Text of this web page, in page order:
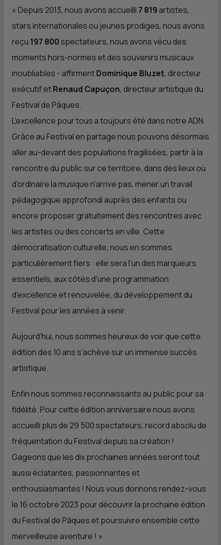
« Depuis 2013, nous avons accueilli 7 819 artistes,
stars internationales ou jeunes prodiges, nous avons
reçu 197 800 spectateurs, nous avons vécu des
moments hors-normes et des souvenirs musicaux
inoubliables - affirmentDominique Bluzet, directeur
exécutif etRenaud Capuçon, directeur artistique du
Festival de Pâques.
L’excellence pour tous a toujours été dans notreADN.
Grâce au Festival en partage nous pouvons désormais
aller au-devant des populations fragilisées, partir à la
rencontre du public sur ce territoire, dans des lieux où
d’ordinaire la musique n’arrive pas, mener un travail
pédagogique approfondi auprès des enfants ou
encore proposer gratuitement des rencontres avec
les artistes ou des concerts en ville. Cette
démocratisation culturelle, nous en sommes
particulièrement fiers : elle sera l’un des marqueurs
essentiels, aux côtés d’une programmation
d’excellence et renouvelée, du développement du
Festival pour les années à venir.
Aujourd’hui, nous sommes heureux de voir que cette
édition des 10 ans s’achève sur un immense succès
artistique.
Enfin nous sommes reconnaissants au public pour sa
fidélité. Pour cette édition anniversaire nous avons
accueilli plus de 29 500 spectateurs, record absolu de
fréquentation du Festival depuis sa création !
Gageons que les dix prochaines années seront tout
aussi éclatantes, passionnantes et
enthousiasmantes ! Nous vous donnons rendez-vous
le 16 octobre 2023 pour découvrir la prochaine édition
du Festival de Pâques et poursuivre ensemble cette
merveilleuse aventure ! »